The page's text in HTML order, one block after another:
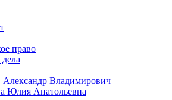
право
Александр Владимирович
Юлия Анатольевна